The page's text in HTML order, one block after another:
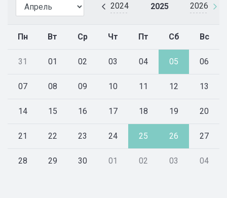
2024 2025 2026
Пн Вт Ср Чт Пт Сб Вс
31 01 02 03 04 05 06
07 08 09 10 11 12 13
14 15 16 17 18 19 20
21 22 23 24 25 26 27
28 29 30 01 02 03 04